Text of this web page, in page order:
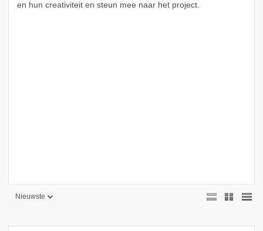
en hun creativiteit en steun mee naar het project.
Nieuwste